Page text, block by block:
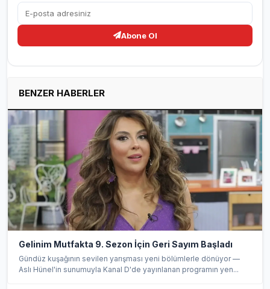
Abone Ol
BENZER HABERLER
Gelinim Mutfakta 9. Sezon İçin Geri Sayım Başladı
Gündüz kuşağının sevilen yarışması yeni bölümlerle dönüyor —
Aslı Hünel'in sunumuyla Kanal D'de yayınlanan programın yen...